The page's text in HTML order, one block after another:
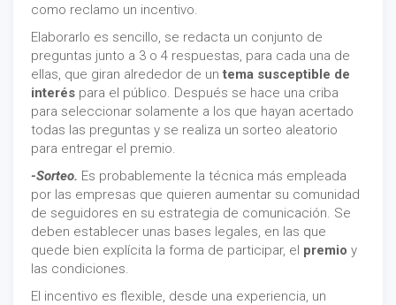
como reclamo un incentivo.
Elaborarlo es sencillo, se redacta un conjunto de
preguntas junto a 3 o 4 respuestas, para cada una de
ellas, que giran alrededor de un tema susceptible de
interés para el público. Después se hace una criba
para seleccionar solamente a los que hayan acertado
todas las preguntas y se realiza un sorteo aleatorio
para entregar el premio.
-Sorteo. Es probablemente la técnica más empleada
por las empresas que quieren aumentar su comunidad
de seguidores en su estrategia de comunicación. Se
deben establecer unas bases legales, en las que
quede bien explícita la forma de participar, el premio y
las condiciones.
El incentivo es flexible, desde una experiencia, un